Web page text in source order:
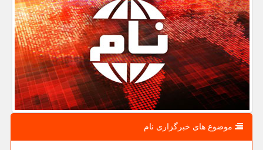
موضوع های خبرگزاری نام